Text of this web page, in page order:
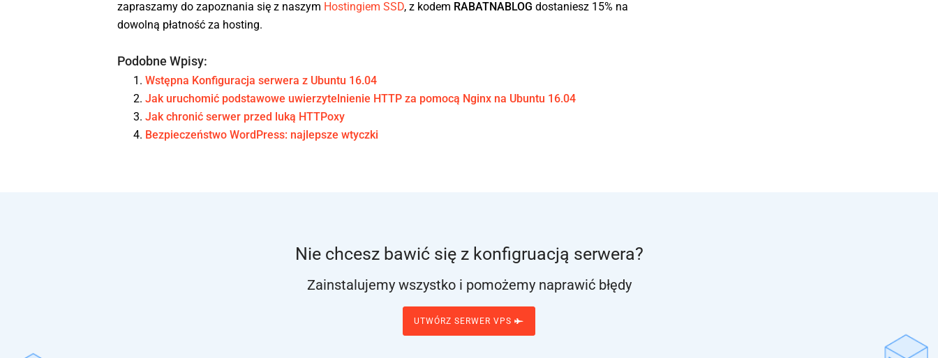
zapraszamy do zapoznania się z naszym Hostingiem SSD, z kodem RABATNABLOG dostaniesz 15% na
dowolną płatność za hosting.
Podobne Wpisy:
Wstępna Konfiguracja serwera z Ubuntu 16.04
Jak uruchomić podstawowe uwierzytelnienie HTTP za pomocą Nginx na Ubuntu 16.04
Jak chronić serwer przed luką HTTPoxy
Bezpieczeństwo WordPress: najlepsze wtyczki
Nie chcesz bawić się z konfigruacją serwera?
Zainstalujemy wszystko i pomożemy naprawić błędy
UTWÓRZ SERWER VPS